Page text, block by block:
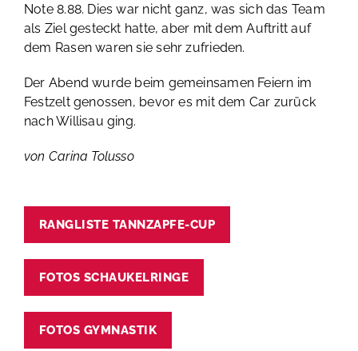
Note 8.88. Dies war nicht ganz, was sich das Team
als Ziel gesteckt hatte, aber mit dem Auftritt auf
dem Rasen waren sie sehr zufrieden.
Der Abend wurde beim gemeinsamen Feiern im
Festzelt genossen, bevor es mit dem Car zurück
nach Willisau ging.
von Carina Tolusso
RANGLISTE TANNZAPFE-CUP
FOTOS SCHAUKELRINGE
FOTOS GYMNASTIK